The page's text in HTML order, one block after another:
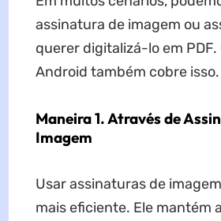
assinatura de imagem ou
querer digitalizá-lo em PDF.
Android também cobre isso.
Maneira 1. Através de
Imagem
Usar assinaturas de
mais eficiente. Ele mantém